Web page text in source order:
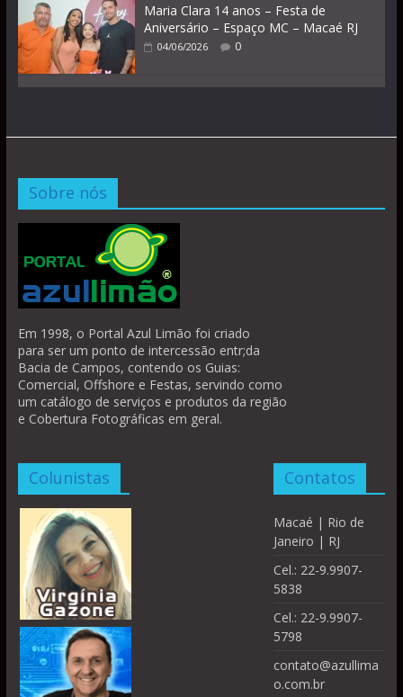
Maria Clara 14 anos – Festa de
Aniversário – Espaço MC – Macaé RJ
04/06/2026 0
Sobre nós
Em 1998, o Portal Azul Limão foi criado
para ser um ponto de intercessão entr;da
Bacia de Campos, contendo os Guias:
Comercial, Offshore e Festas, servindo como
um catálogo de serviços e produtos da região
e Cobertura Fotográficas em geral.
Colunistas Contatos
Macaé | Rio de
Janeiro | RJ
Cel.: 22-9.9907-
5838
Cel.: 22-9.9907-
5798
contato@azullima
o.com.br